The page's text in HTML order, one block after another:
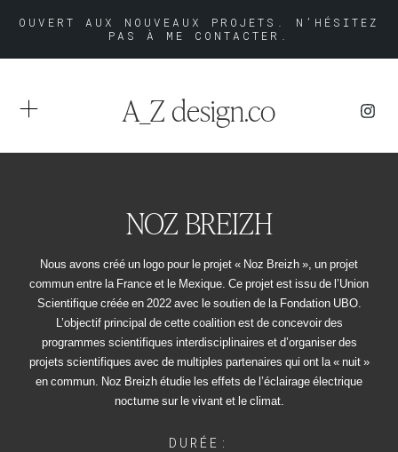
OUVERT AUX NOUVEAUX PROJETS. N’HÉSITEZ
PAS À ME CONTACTER.
A_Z design.co
NOZ BREIZH
Nous avons créé un logo pour le projet « Noz Breizh », un projet
commun entre la France et le Mexique. Ce projet est issu de l’Union
Scientifique créée en 2022 avec le soutien de la Fondation UBO.
L’objectif principal de cette coalition est de concevoir des
programmes scientifiques interdisciplinaires et d’organiser des
projets scientifiques avec de multiples partenaires qui ont la « nuit »
en commun. Noz Breizh étudie les effets de l’éclairage électrique
nocturne sur le vivant et le climat.
DURÉE: